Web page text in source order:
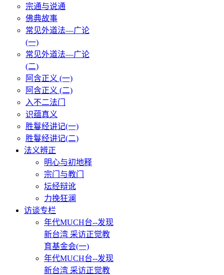
宗通与说通
佛典故事
常见外道法—广论
(一)
常见外道法—广论
(二)
阿含正义 (一)
阿含正义 (二)
入不二法门
识蕴真义
胜鬘经讲记(一)
胜鬘经讲记(二)
法义辨正
明心与初地释
宗门与教门
坛经辩讹
力挽狂澜
访谈专栏
年代MUCH台--发现
新台湾 采访正觉教
育基金会(一)
年代MUCH台--发现
新台湾 采访正觉教